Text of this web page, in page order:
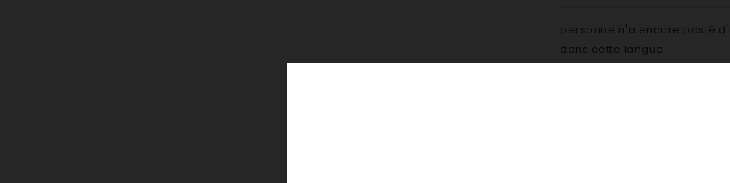
personne n'a encore posté
dans cette langue